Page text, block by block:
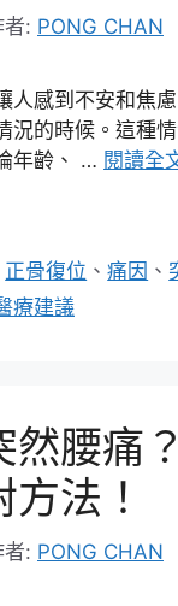
者: PONG CHAN
人感到不安和焦
況的時候。這種
年齡、 … 閱讀全
正骨復位 、痛因 、
療建議
然腰痛
法！
者: PONG CHAN